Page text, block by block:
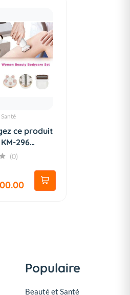
ce produit
296
(0)
Populaire
Beauté et Santé